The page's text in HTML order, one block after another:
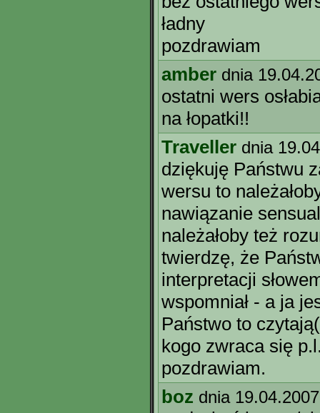
ładny
pozdrawiam
amber dnia
ostatni wers
na łopatki!!
Traveller dnia
dziękuję Państwu
wersu to
nawiązanie
należałoby też
twierdzę, że
interpretacji
wspomniał - a ja
Państwo to
kogo zwraca się
pozdrawiam.
boz dnia